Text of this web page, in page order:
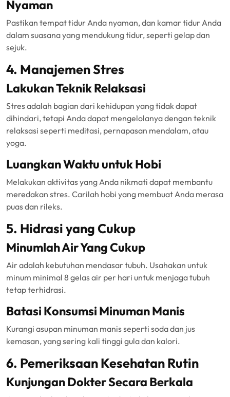
Nyaman
Pastikan tempat tidur Anda nyaman, dan kamar tidur Anda
dalam suasana yang mendukung tidur, seperti gelap dan
sejuk.
4. Manajemen Stres
Lakukan Teknik Relaksasi
Stres adalah bagian dari kehidupan yang tidak dapat
dihindari, tetapi Anda dapat mengelolanya dengan teknik
relaksasi seperti meditasi, pernapasan mendalam, atau
yoga.
Luangkan Waktu untuk Hobi
Melakukan aktivitas yang Anda nikmati dapat membantu
meredakan stres. Carilah hobi yang membuat Anda merasa
puas dan rileks.
5. Hidrasi yang Cukup
Minumlah Air Yang Cukup
Air adalah kebutuhan mendasar tubuh. Usahakan untuk
minum minimal 8 gelas air per hari untuk menjaga tubuh
tetap terhidrasi.
Batasi Konsumsi Minuman Manis
Kurangi asupan minuman manis seperti soda dan jus
kemasan, yang sering kali tinggi gula dan kalori.
6. Pemeriksaan Kesehatan Rutin
Kunjungan Dokter Secara Berkala